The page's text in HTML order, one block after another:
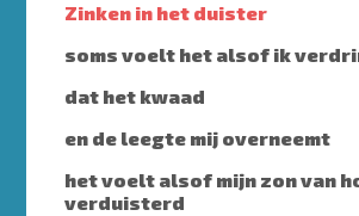
Zinken in het duister
soms voelt het alsof ik
dat het kwaad
en de leegte mij overneemt
het voelt alsof mijn zon van
verduisterd